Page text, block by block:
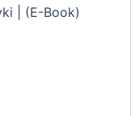
| (E-Book)